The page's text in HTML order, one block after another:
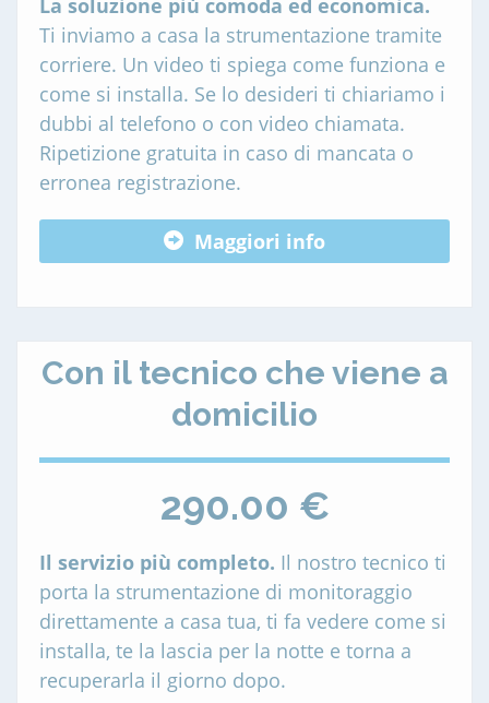
La soluzione più comoda ed economica.
Ti inviamo a casa la strumentazione tramite
corriere. Un video ti spiega come funziona e
come si installa. Se lo desideri ti chiariamo i
dubbi al telefono o con video chiamata.
Ripetizione gratuita in caso di mancata o
erronea registrazione.
Maggiori info
Con il tecnico che viene a
domicilio
290.00 €
Il servizio più completo. Il nostro tecnico ti
porta la strumentazione di monitoraggio
direttamente a casa tua, ti fa vedere come si
installa, te la lascia per la notte e torna a
recuperarla il giorno dopo.